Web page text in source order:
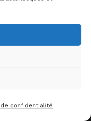
confidentialité
DES
CONTACT